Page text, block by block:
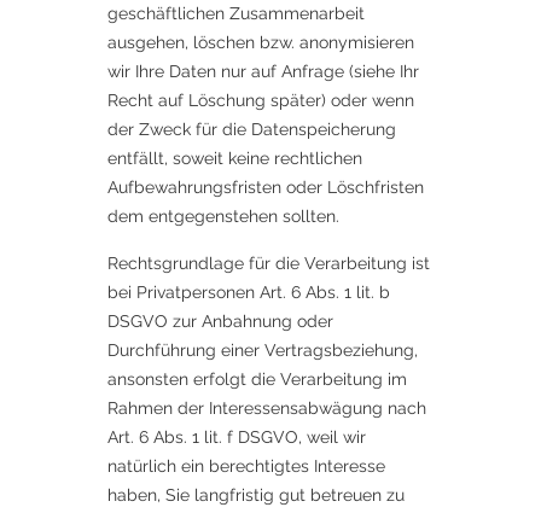
geschäftlichen Zusammenarbeit
ausgehen, löschen bzw. anonymisieren
wir Ihre Daten nur auf Anfrage (siehe Ihr
Recht auf Löschung später) oder wenn
der Zweck für die Datenspeicherung
entfällt, soweit keine rechtlichen
Aufbewahrungsfristen oder Löschfristen
dem entgegenstehen sollten.
Rechtsgrundlage für die Verarbeitung ist
bei Privatpersonen Art. 6 Abs. 1 lit. b
DSGVO zur Anbahnung oder
Durchführung einer Vertragsbeziehung,
ansonsten erfolgt die Verarbeitung im
Rahmen der Interessensabwägung nach
Art. 6 Abs. 1 lit. f DSGVO, weil wir
natürlich ein berechtigtes Interesse
haben, Sie langfristig gut betreuen zu